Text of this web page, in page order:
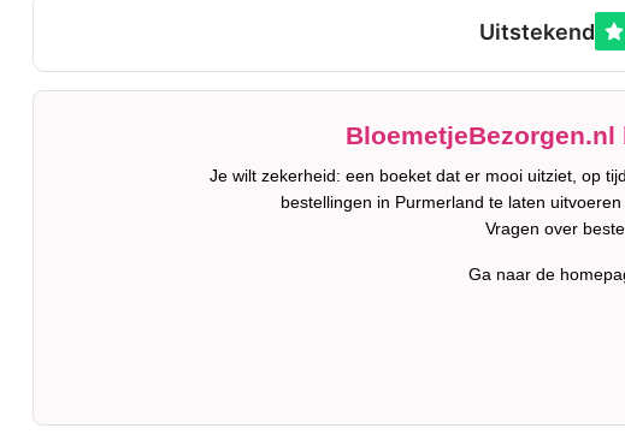
Je wilt zekerheid: een boeket dat er mooi uitziet, op
bestellingen in Purmerland te laten
Vragen over
Ga naar de